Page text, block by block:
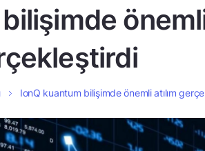
önemli
IonQ kuantum bilişimde önemli atılım